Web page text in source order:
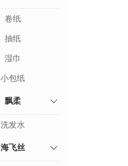
卷纸
抽纸
湿巾
小包纸
飘柔
洗发水
海飞丝